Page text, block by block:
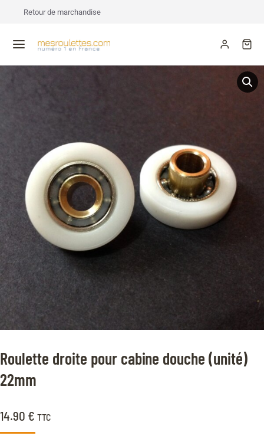
Retour de marchandise
Roulette droite pour cabine douche (unité)
22mm
14.90 € TTC